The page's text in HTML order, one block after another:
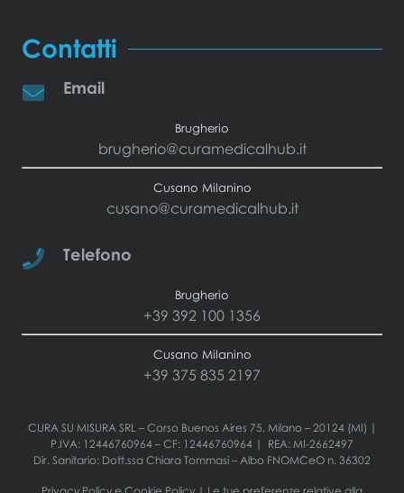
Contatti
Email
Brugherio
brugherio@curamedicalhub.it
Cusano Milanino
cusano@curamedicalhub.it
Telefono
Brugherio
+39 392 100 1356
Cusano Milanino
+39 375 835 2197
CURA SU MISURA SRL – Corso Buenos Aires 75, Milano – 20124 (MI) |
P.IVA: 12446760964 – CF: 12446760964 | REA: MI-2662497
Dir. Sanitario: Dott.ssa Chiara Tommasi – Albo FNOMCeO n. 36302